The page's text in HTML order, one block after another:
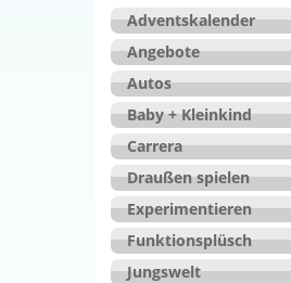
Adventskalender
Angebote
Autos
Baby + Kleinkind
Carrera
Draußen spielen
Experimentieren
Funktionsplüsch
Jungswelt